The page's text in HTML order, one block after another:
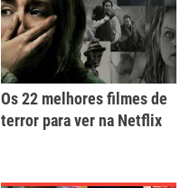
Os 22 melhores filmes de
terror para ver na Netflix